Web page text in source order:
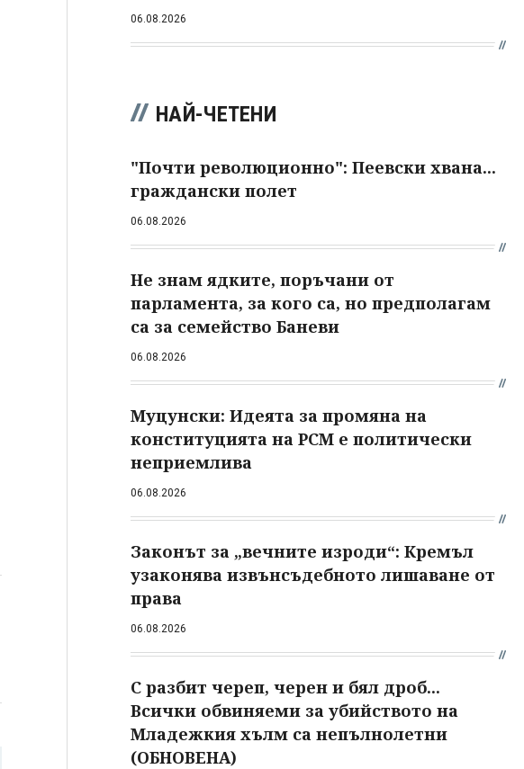
06.08.2026
НАЙ-ЧЕТЕНИ
"Почти революционно": Пеевски хвана...
граждански полет
06.08.2026
Не знам ядките, поръчани от
парламента, за кого са, но предполагам
са за семейство Баневи
06.08.2026
Муцунски: Идеята за промяна на
конституцията на РСМ е политически
неприемлива
06.08.2026
Законът за „вечните изроди“: Кремъл
узаконява извънсъдебното лишаване от
права
06.08.2026
С разбит череп, черен и бял дроб...
Всички обвиняеми за убийството на
Младежкия хълм са непълнолетни
(ОБНОВЕНА)